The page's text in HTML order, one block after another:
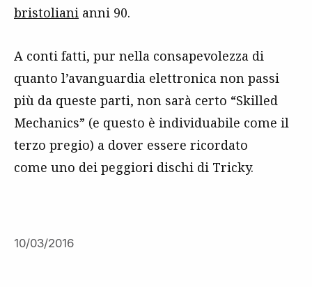
bristoliani anni 90.
A conti fatti, pur nella consapevolezza di
quanto l’avanguardia elettronica non passi
più da queste parti, non sarà certo “Skilled
Mechanics” (e questo è individuabile come il
terzo pregio) a dover essere ricordato
come uno dei peggiori dischi di Tricky.
10/03/2016